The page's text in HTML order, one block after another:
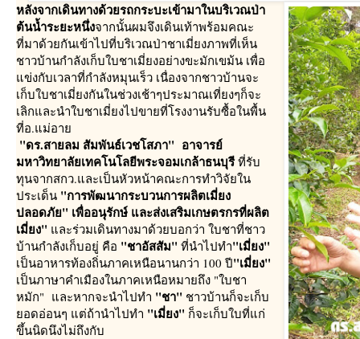
หลังจากเดินทางด้วยรถกระบะเข้ามาในบริเวณป่า
ต้นน้ำระยะหนึ่งจากนั้นผมจึงเดินเท้าพร้อมคณะ
ที่มาด้วยกันเข้าไปที่บริเวณป่าชาเมี่ยงภาพที่เห็น
ชาวบ้านกำลังเก็บใบชาเมี่ยงอย่างขะมักเขม้น เพื่อ
ข่งกับเวลาที่กำลังหมุนเร็ว เนื่องจากชาวบ้านจะ
เก็บใบชาเมี่ยงกันในช่วงเช้าๆประมาณเที่ยงๆก็จะ
เลิกและนำใบชาเมี่ยงไปขายที่โรงงานรับซื้อในพื้น
ที่อ.แม่อา
"ดร.สายลม สัมพันธ์เวชโสภา" อาจารย์
มหาวิทยาลัยเทคโนโลยีพระจอมเกล้าธนบุรีที่รับ
ทุนจากสกว.และเป็นหัวหน้าคณะการทำวิจัยใน
ประเด็น "การพัฒนากระบวนการผลิตเมี่ยง
ปลอดภัย" เพื่ออนุรักษ์ และส่งเสริมเกษตรกรที่ผลิต
เมี่ยง" ละร่วมเดินทางมาด้วยบอกว่า ใบชาที่ชาว
บ้านกำลังเก็บอยู่ คือ "ชาอัสสัม" ที่นำไปทำ"เมี่ยง"
เป็นอาหารท้องถิ่นภาคเหนือนานกว่า 100 ปี"เมี่ยง"
เป็นภาษาคำเมืองในภาคเหนือหมายถึง "ใบชา
หมัก" และหากจะนำไปทำ "ชา" ชาวบ้านก็จะเก็บ
อดอ่อนๆ แต่ถ้านำไปทำ "เมี่ยง" ก็จะเก็บใบที่แก่
ขึ้นนิดนึงไม่ถึงกับ